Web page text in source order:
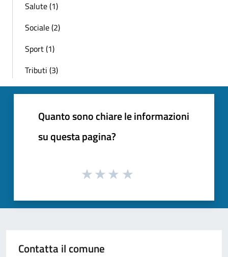
Salute (1)
Sociale (2)
Sport (1)
Tributi (3)
Quanto sono chiare le informazioni
su questa pagina?
Contatta il comune